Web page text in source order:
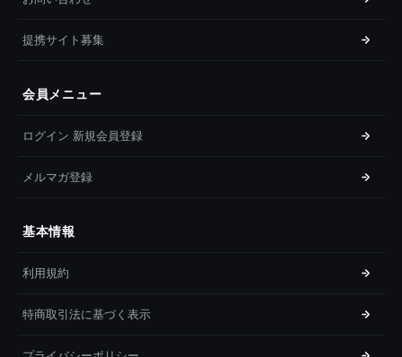
提携サイト募集
会員メニュー
ログイン 新規会員登録
メルマガ登録
基本情報
利用規約
特商取引法に基づく表示